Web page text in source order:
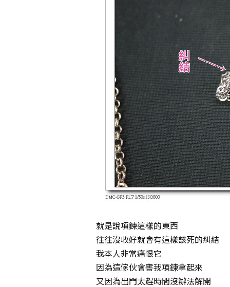
就是說項鍊這樣的東西
往往沒收好就會有這樣該死的糾結
我本人非常痛恨它
因為這傢伙會害我項鍊拿起來
又因為出門太趕時間沒辦法解開